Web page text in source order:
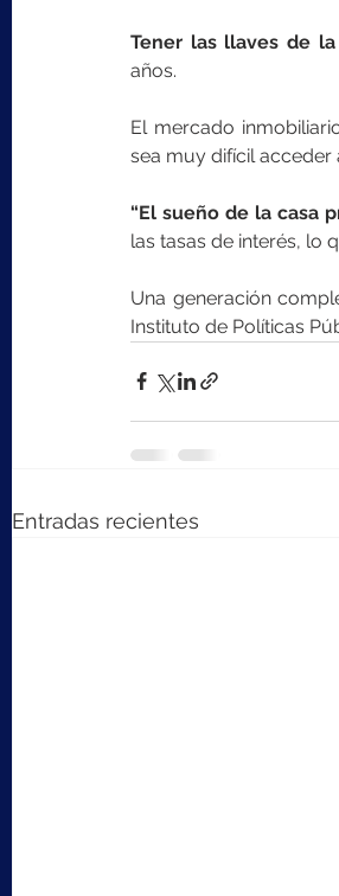
Tener las llaves de
años.
El mercado
sea muy difícil acceder
“El sueño de la casa
las tasas de interés, lo
Una generación
Instituto de Políticas
Entradas recientes